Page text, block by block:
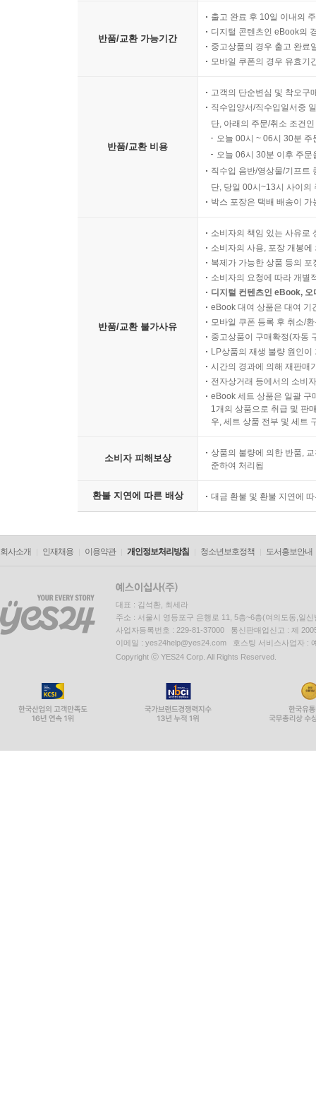
반품/교환 가능기간
출고 완료 후 10일 이내의
디지털 콘텐츠인 eBook의
중고상품의 경우 출고 완료
모바일 쿠폰의 경우 유효기
반품/교환 비용
고객의 단순변심 및 착오구
직수입양서/직수입일서중
단, 아래의 주문/취소 조건
오늘 00시 ~ 06시 30분
오늘 06시 30분 이후 주
직수입 음반/영상물/기프트
단, 당일 00시~13시 사이의
박스 포장은 택배 배송이
반품/교환 불가사유
소비자의 책임 있는 사유로
소비자의 사용, 포장 개봉
복제가 가능한 상품 등의
소비자의 요청에 따라 개별
디지털 컨텐츠인 eBook,
eBook 대여 상품은 대여 기
모바일 쿠폰 등록 후 취소/
중고상품이 구매확정(자동
LP상품의 재생 불량 원인
시간의 경과에 의해 재판매
전자상거래 등에서의 소비
eBook 세트 상품은 일괄 구
1개의 상품으로 취급 및 판
우, 세트 상품 전부 및 세트
소비자 피해보상
상품의 불량에 의한 반품,
준하여 처리됨
환불 지연에 따른 배상 대금 환불 및 환불 지연에
회사소개 인재채용 이용약관 개인정보처리방침 청소년보호정책 도서홍보안내
대표 : 김석환, 최세라
주소 : 서울시 영등포구 은행로 11, 5층~6층(여의도동,일신
사업자등록번호 : 229-81-37000 통신판매업신고 : 제
이메일 : yes24help@yes24.com 호스팅 서비스사업자 :
Copyright ⓒ YES24 Corp. All Rights Reserved.